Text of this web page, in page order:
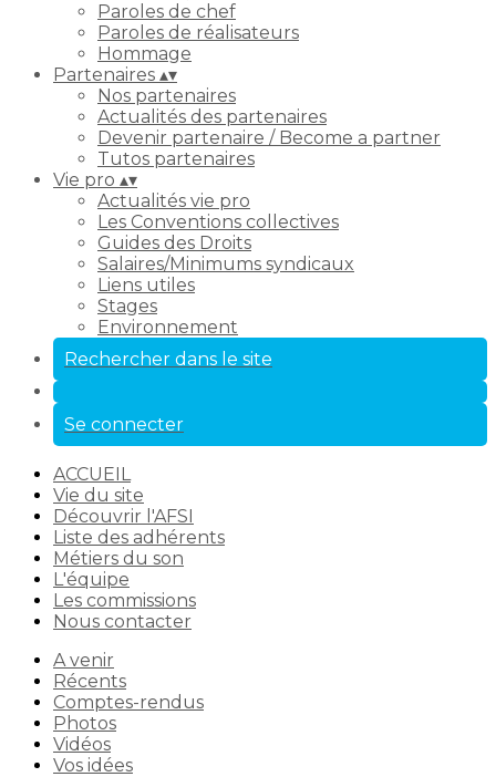
Paroles de chef
Paroles de réalisateurs
Hommage
Partenaires ▴▾
Nos partenaires
Actualités des partenaires
Devenir partenaire / Become a partner
Tutos partenaires
Vie pro ▴▾
Actualités vie pro
Les Conventions collectives
Guides des Droits
Salaires/Minimums syndicaux
Liens utiles
Stages
Environnement
Rechercher dans le site
Se connecter
ACCUEIL
Vie du site
Découvrir l'AFSI
Liste des adhérents
Métiers du son
L'équipe
Les commissions
Nous contacter
A venir
Récents
Comptes-rendus
Photos
Vidéos
Vos idées